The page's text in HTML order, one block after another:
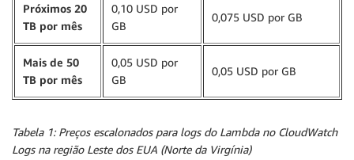
Próximos 20
TB por mês
0,10 USD por
GB
0,075 USD por GB
Mais de 50
TB por mês
0,05 USD por
GB
0,05 USD por GB
Tabela 1: Preços escalonados para logs do Lambda no CloudWatch
Logs na região Leste dos EUA (Norte da Virgínia)